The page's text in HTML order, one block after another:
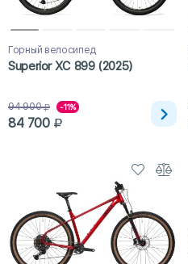
Горный велосипед
Superior XC 899 (2025)
94 900 -11%
84 700